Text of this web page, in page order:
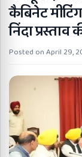
कैबिनेट
निंदा प्रस्ताव
Posted onApril 29,